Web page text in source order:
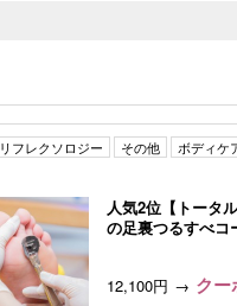
フレクソロジー その他 ボディケ
人気2位【トータ
の足裏つるすべコ
12,100円 クー